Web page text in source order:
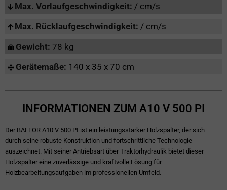
Max. Vorlaufgeschwindigkeit: / cm/s
Max. Rücklaufgeschwindigkeit: / cm/s
Gewicht: 78 kg
Gerätemaße: 140 x 35 x 70 cm
INFORMATIONEN ZUM A10 V 500 PI
Der BALFOR A10 V 500 PI ist ein leistungsstarker Holzspalter, der sich
durch seine robuste Konstruktion und fortschrittliche Technologie
auszeichnet. Mit seiner Antriebsart über Traktorhydraulik bietet dieser
Holzspalter eine zuverlässige und kraftvolle Lösung für
Holzbearbeitungsaufgaben im professionellen Umfeld.